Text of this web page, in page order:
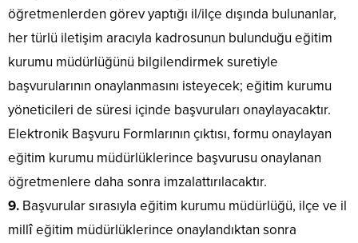
öğretmenlerden görev yaptığı il/ilçe dışında bulunanlar,
her türlü iletişim aracıyla kadrosunun bulunduğu eğitim
kurumu müdürlüğünü bilgilendirmek suretiyle
başvurularının onaylanmasını isteyecek; eğitim kurumu
yöneticileri de süresi içinde başvuruları onaylayacaktır.
Elektronik Başvuru Formlarının çıktısı, formu onaylayan
eğitim kurumu müdürlüklerince başvurusu onaylanan
öğretmenlere daha sonra imzalattırılacaktır.
9. Başvurular sırasıyla eğitim kurumu müdürlüğü, ilçe ve il
millî eğitim müdürlüklerince onaylandıktan sonra